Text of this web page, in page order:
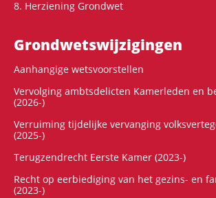
8. Herziening Grondwet
Grondwets­wijzigingen
Aanhangige wetsvoorstellen
Vervolging ambtsdelicten Kamerleden en
(2026-)
Verruiming tijdelijke vervanging
(2025-)
Terugzendrecht Eerste Kamer (2023-)
Recht op eerbiediging van het gezins- en
(2023-)